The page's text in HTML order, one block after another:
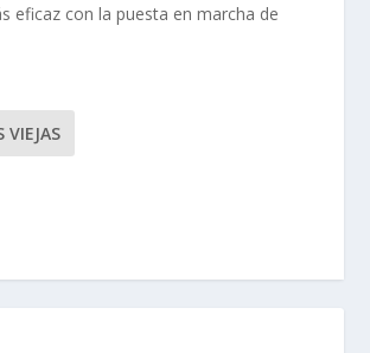
eficaz con la puesta en marcha de
VIEJAS